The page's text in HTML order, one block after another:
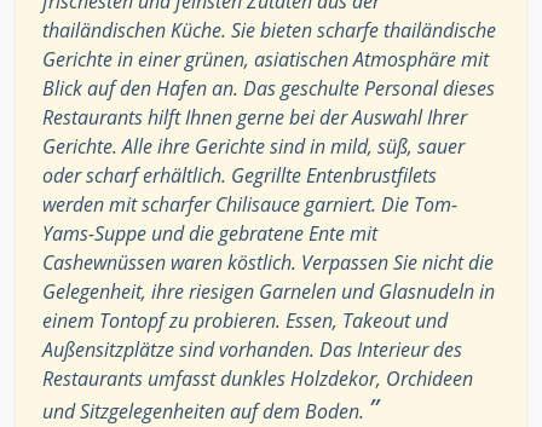
thailändischen Küche. Sie bieten scharfe thailändische
Gerichte in einer grünen, asiatischen Atmosphäre mit
Blick auf den Hafen an. Das geschulte Personal dieses
Restaurants hilft Ihnen gerne bei der Auswahl Ihrer
Gerichte. Alle ihre Gerichte sind in mild, süß, sauer
oder scharf erhältlich. Gegrillte Entenbrustfilets
werden mit scharfer Chilisauce garniert. Die Tom-
Yams-Suppe und die gebratene Ente mit
Cashewnüssen waren köstlich. Verpassen Sie nicht die
Gelegenheit, ihre riesigen Garnelen und Glasnudeln in
einem Tontopf zu probieren. Essen, Takeout und
Außensitzplätze sind vorhanden. Das Interieur des
Restaurants umfasst dunkles Holzdekor, Orchideen
und Sitzgelegenheiten auf dem Boden. ”